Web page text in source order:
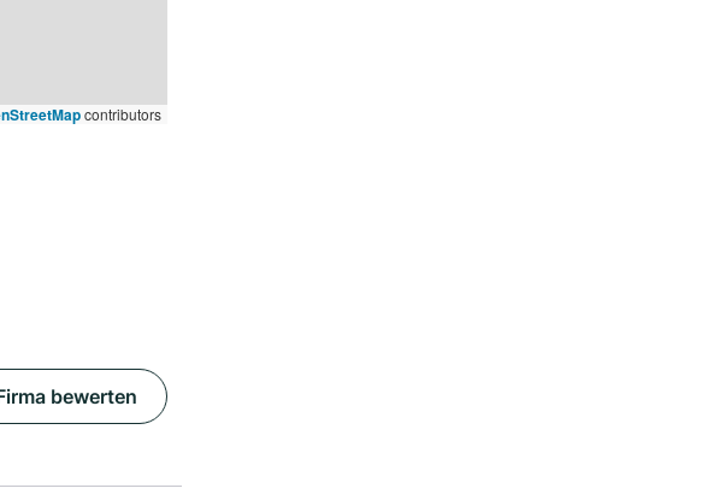
contributors
bewerten